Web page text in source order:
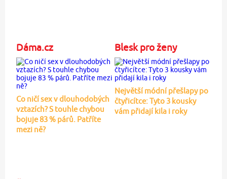
Dáma.cz
Co ničí sex v dlouhodobých
vztazích? S touhle chybou
bojuje 83 % párů. Patříte
mezi ně?
Blesk pro ženy
Největší módní přešlapy po
čtyřicítce: Tyto 3 kousky
vám přidají kila i roky